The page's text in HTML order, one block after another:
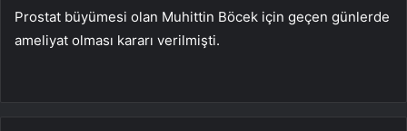
Prostat büyümesi olan Muhittin Böcek için geçen günlerde
ameliyat olması kararı verilmişti.